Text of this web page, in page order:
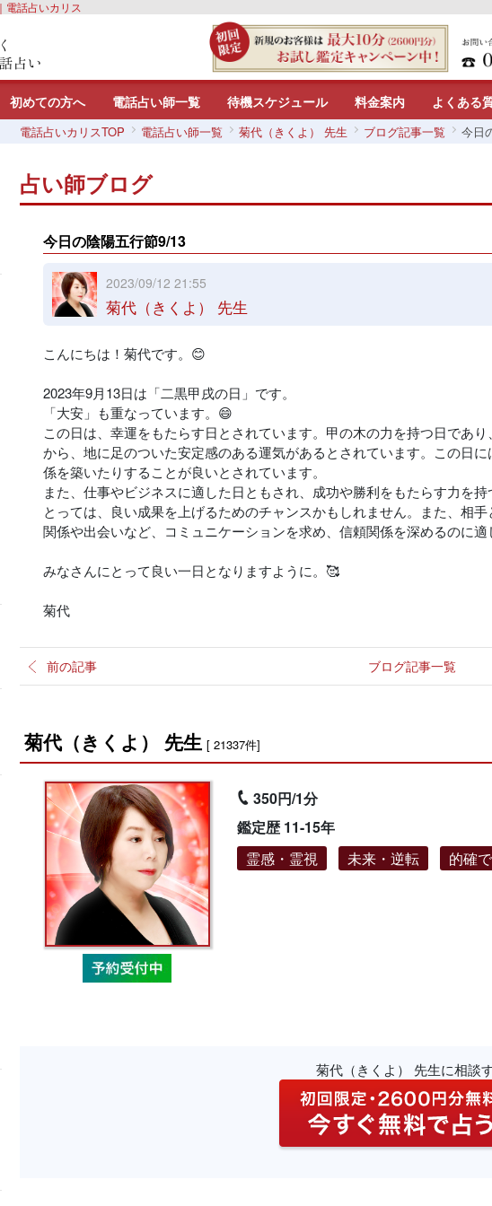
電話占いカリス
初めての方へ 電話占い師一覧 待機スケジュール 料金案内 よくある
電話占いカリスTOP 電話占い師一覧 菊代（きくよ） 先生 ブログ記事一覧 今日
占い師ブログ
今日の陰陽五行節9/13
2023/09/12 21:55
菊代（きくよ） 先生
こんにちは！菊代です。😊
2023年9月13日は「二黒甲戌の日」です。
「大安」も重なっています。😄
この日は、幸運をもたらす日とされています。甲の木の力を持つ日であ
から、地に足のついた安定感のある運気があるとされています。この日
係を築いたりすることが良いとされています。
また、仕事やビジネスに適した日ともされ、成功や勝利をもたらす力を
とっては、良い成果を上げるためのチャンスかもしれません。また、相
関係や出会いなど、コミュニケーションを求め、信頼関係を深めるのに
みなさんにとって良い一日となりますように。🥰
菊代
前の記事 ブログ記事一覧
菊代（きくよ） 先生 [ 21337件]
350円/1分
鑑定歴 11-15年
霊感・霊視
未来・逆転 的確
菊代（きくよ） 先生に相談